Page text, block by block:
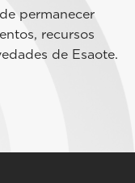
permanecer
recursos
de Esaote.